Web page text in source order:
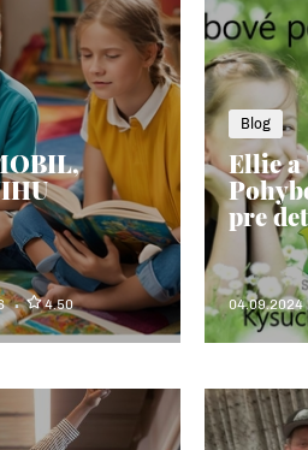
4.50
Blog
Ellie
pre
04.09.2024